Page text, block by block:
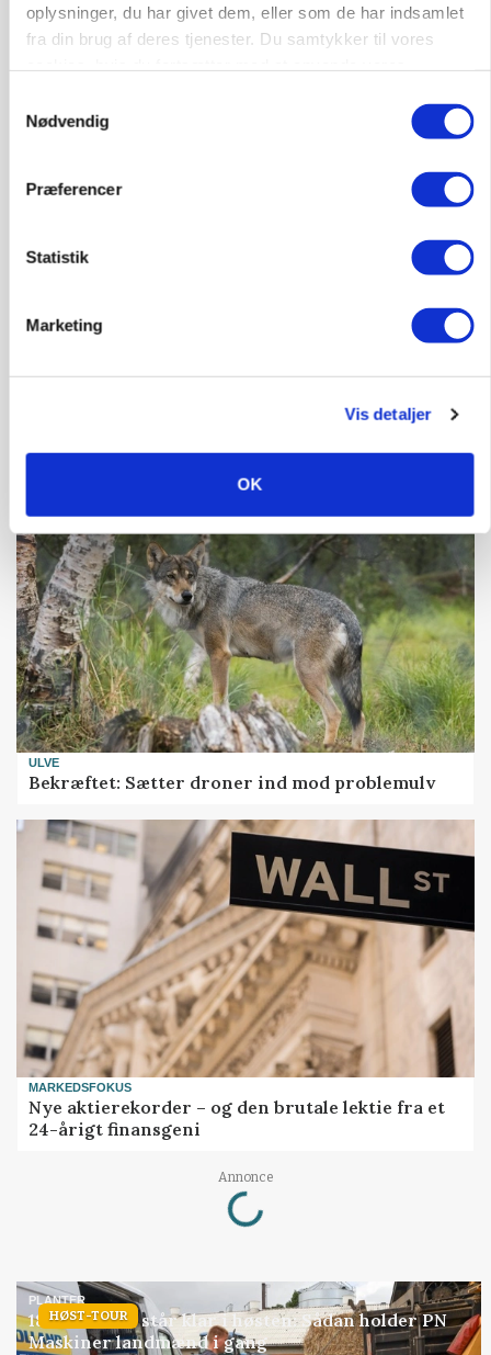
oplysninger, du har givet dem, eller som de har indsamlet
fra din brug af deres tjenester. Du samtykker til vores
Nødvendig
Præferencer
Statistik
Marketing
Vis detaljer
OK
Før såmaskinen kører: Her er efterårets største
skadedyrsrisici
Loading...
presset marked for oksekød
ULVE
Bekræftet: Sætter droner ind mod problemulv
MARKEDSFOKUS
Nye aktierekorder – og den brutale lektie fra et
24-årigt finansgeni
Annonce
Loading...
HØST-TOUR
PLANTER
18 montører står klar i høsten: Sådan holder PN
Maskiner landmænd i gang